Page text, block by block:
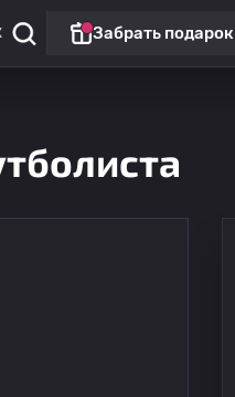
Забрать подарок